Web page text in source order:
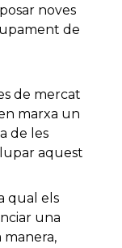
noves
de
de mercat
marxa un
de les
aquest
qual els
una
manera,